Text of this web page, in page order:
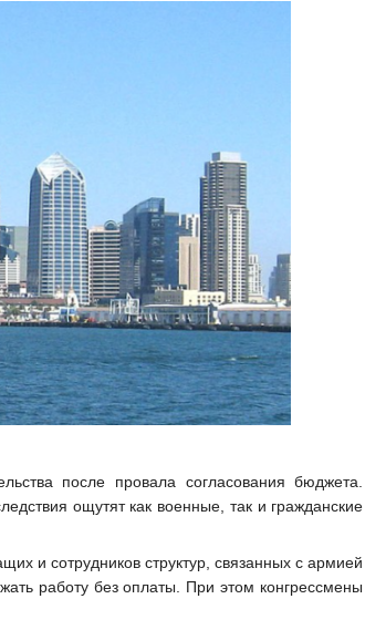
после провала согласования бюджета.
ощутят как военные, так и гражданские
и сотрудников структур, связанных с армией
работу без оплаты. При этом конгрессмены